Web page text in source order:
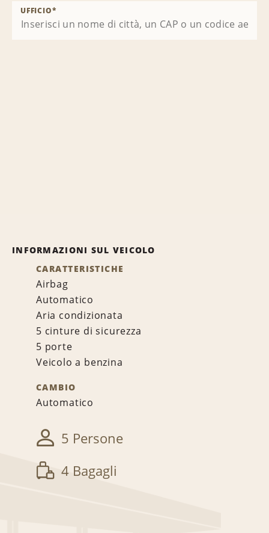
UFFICIO*
INFORMAZIONI SUL VEICOLO
CARATTERISTICHE
Airbag
Automatico
Aria condizionata
5 cinture di sicurezza
5 porte
Veicolo a benzina
CAMBIO
Automatico
5 Persone
4 Bagagli